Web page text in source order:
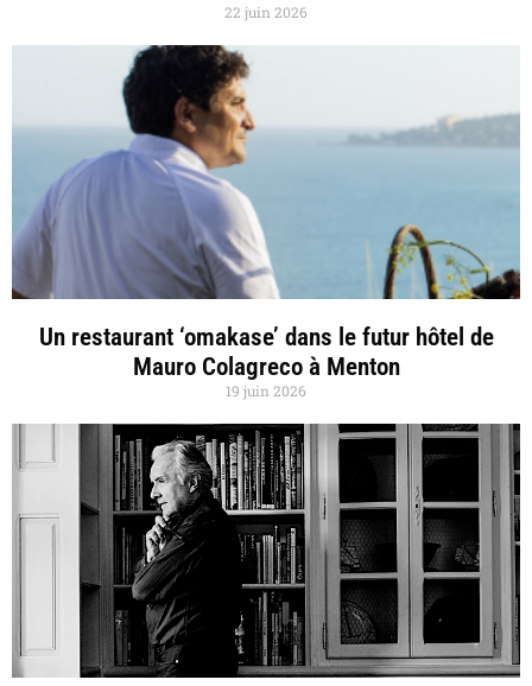
22 juin 2026
Un restaurant ‘omakase’ dans le futur hôtel de
Mauro Colagreco à Menton
19 juin 2026